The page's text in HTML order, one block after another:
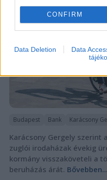
CONFIRM
Data Deletion Data
Budapest Bank Karácsony
Karácsony Gergely szerint
zuglói irodaházak évekig
kormány visszaköveteli a
beruházás árát. Bővebben...